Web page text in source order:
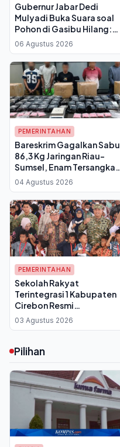
Gubernur Jabar Dedi
Mulyadi Buka Suara soal
Pohon di Gasibu Hilang:
Angsana Kecil Diganti 50
Pohon Asem Jawa
06 Agustus 2026
PEMERINTAHAN
Bareskrim Gagalkan Sabu
86,3 Kg Jaringan Riau-
Sumsel, Enam Tersangka
dan Dua DPO
04 Agustus 2026
PEMERINTAHAN
Sekolah Rakyat
Terintegrasi 1 Kabupaten
Cirebon Resmi
Diluncurkan, Bupati: Anak
Kurang Mampu Punya
03 Agustus 2026
Pilihan